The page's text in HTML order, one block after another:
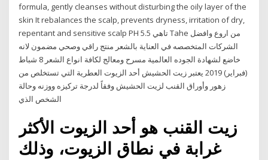
formula, gently cleanses without disturbing the oily layer of the
skin It rebalances the scalp, prevents dryness, irritation of dry,
repentant and sensitive scalp PH 5.5 تاهي Tahe من اروع وافضل
الشركات المتخصصه في العناية بالشعر منتج راقي وصحي مضمون لانه
خاضع لشهادة الجوده ️العالمية مسرح ومعالج لكافة انواع الشعر 8 شباط
(فبراير) 2019 يعتبر زيت الحشيش أحد الزيوت العطرية التي تستخلص من
زهور وأوراق القنب لزيت الحشيش وفقاً لدرجة تركيزه ووزنه وحالة
زيت القنب هو أحد الزيوت الأكثر
غرابة في نطاق الزيوت، وذلك